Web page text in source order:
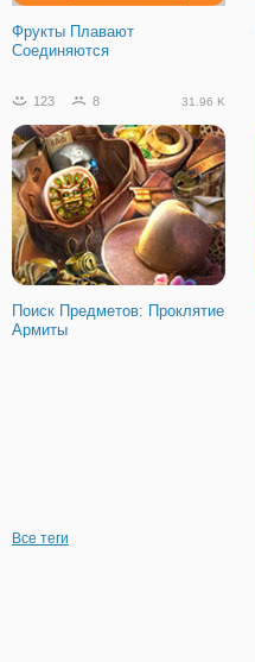
Фрукты Плавают
Соединяются
123 8 31.96 K
Поиск Предметов: Проклятие
Армиты
Все теги